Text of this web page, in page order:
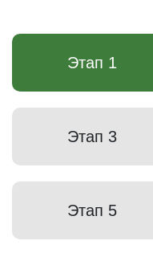
Этап 1
Этап 3
Этап 5